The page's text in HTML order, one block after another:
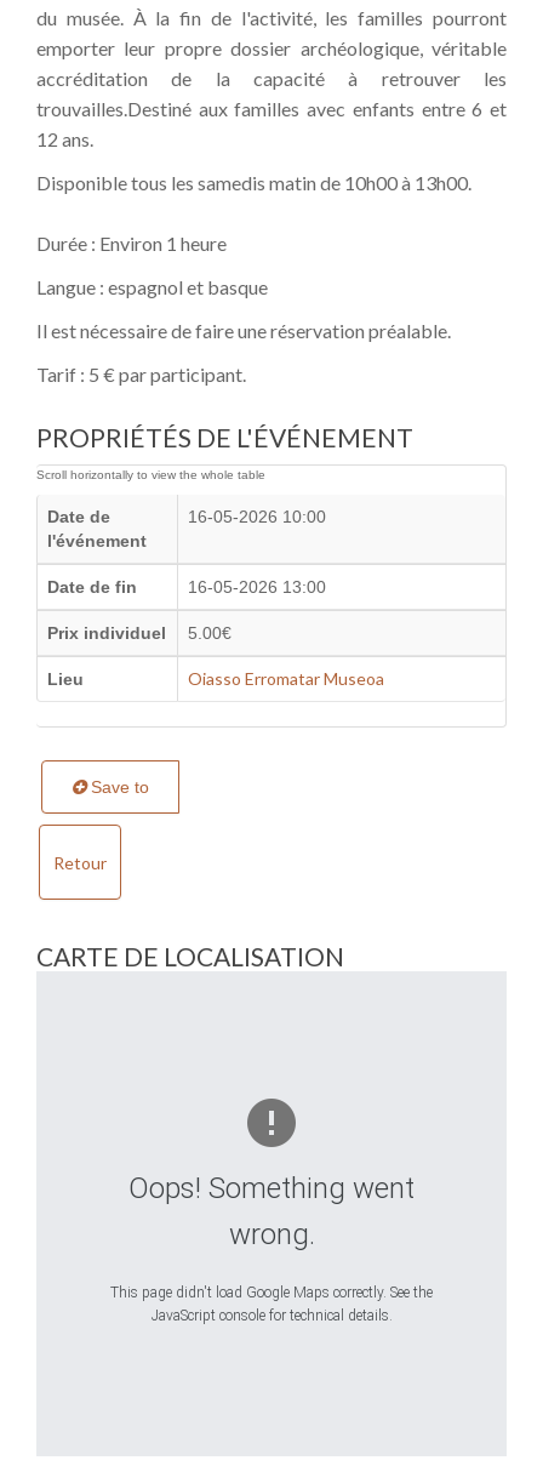
du musée. À la fin de l'activité, les familles pourront
emporter leur propre dossier archéologique, véritable
accréditation de la capacité à retrouver les
trouvailles.Destiné aux familles avec enfants entre 6 et
12 ans.
Disponible tous les samedis matin de 10h00 à 13h00.
Durée : Environ 1 heure
Langue : espagnol et basque
Il est nécessaire de faire une réservation préalable.
Tarif : 5 € par participant.
PROPRIÉTÉS DE L'ÉVÉNEMENT
Date de
l'événement
16-05-2026 10:00
Date de fin 16-05-2026 13:00
Prix individuel 5.00€
Lieu Oiasso Erromatar Museoa
Save to
Retour
CARTE DE LOCALISATION
Oops! Something went
wrong.
This page didn't load Google Maps correctly. See the
JavaScript console for technical details.